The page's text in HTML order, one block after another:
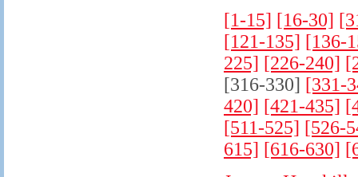
[1-15] [16-30]
[121-135] [136-
225] [226-240]
[316-330] [331-
420] [421-435]
[511-525] [526-
615] [616-630]